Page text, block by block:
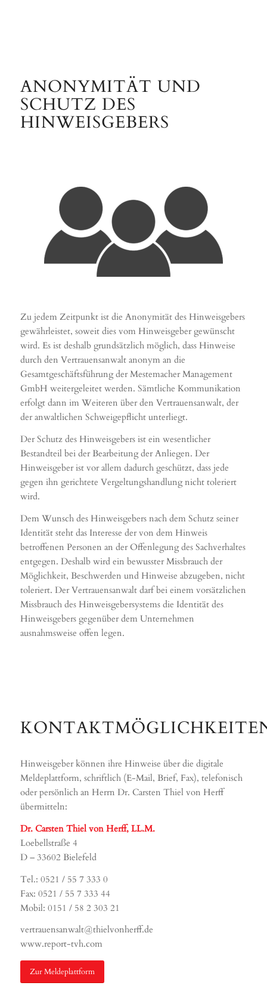
ANONYMITÄT UND
SCHUTZ DES
HINWEISGEBERS
Zu jedem Zeitpunkt ist die Anonymität des Hinweisgebers
gewährleistet, soweit dies vom Hinweisgeber gewünscht
wird. Es ist deshalb grundsätzlich möglich, dass Hinweise
durch den Vertrauensanwalt anonym an die
Gesamtgeschäftsführung der Mestemacher Management
GmbH weitergeleitet werden. Sämtliche Kommunikation
erfolgt dann im Weiteren über den Vertrauensanwalt, der
der anwaltlichen Schweigepflicht unterliegt.
Der Schutz des Hinweisgebers ist ein wesentlicher
Bestandteil bei der Bearbeitung der Anliegen. Der
Hinweisgeber ist vor allem dadurch geschützt, dass jede
gegen ihn gerichtete Vergeltungshandlung nicht toleriert
wird.
Dem Wunsch des Hinweisgebers nach dem Schutz seiner
Identität steht das Interesse der von dem Hinweis
betroffenen Personen an der Offenlegung des Sachverhaltes
entgegen. Deshalb wird ein bewusster Missbrauch der
Möglichkeit, Beschwerden und Hinweise abzugeben, nicht
toleriert. Der Vertrauensanwalt darf bei einem vorsätzlichen
Missbrauch des Hinweisgebersystems die Identität des
Hinweisgebers gegenüber dem Unternehmen
ausnahmsweise offen legen.
Hinweisgeber können ihre Hinweise über die digitale
Meldeplattform, schriftlich (E-Mail, Brief, Fax), telefonisch
oder persönlich an Herrn Dr. Carsten Thiel von Herff
übermitteln:
Dr. Carsten Thiel von Herff, LL.M.
Loebellstraße 4
D – 33602 Bielefeld
Tel.: 0521 / 55 7 333 0
Fax: 0521 / 55 7 333 44
Mobil: 0151 / 58 2 303 21
vertrauensanwalt@thielvonherff.de
www.report-tvh.com
Zur Meldeplattform